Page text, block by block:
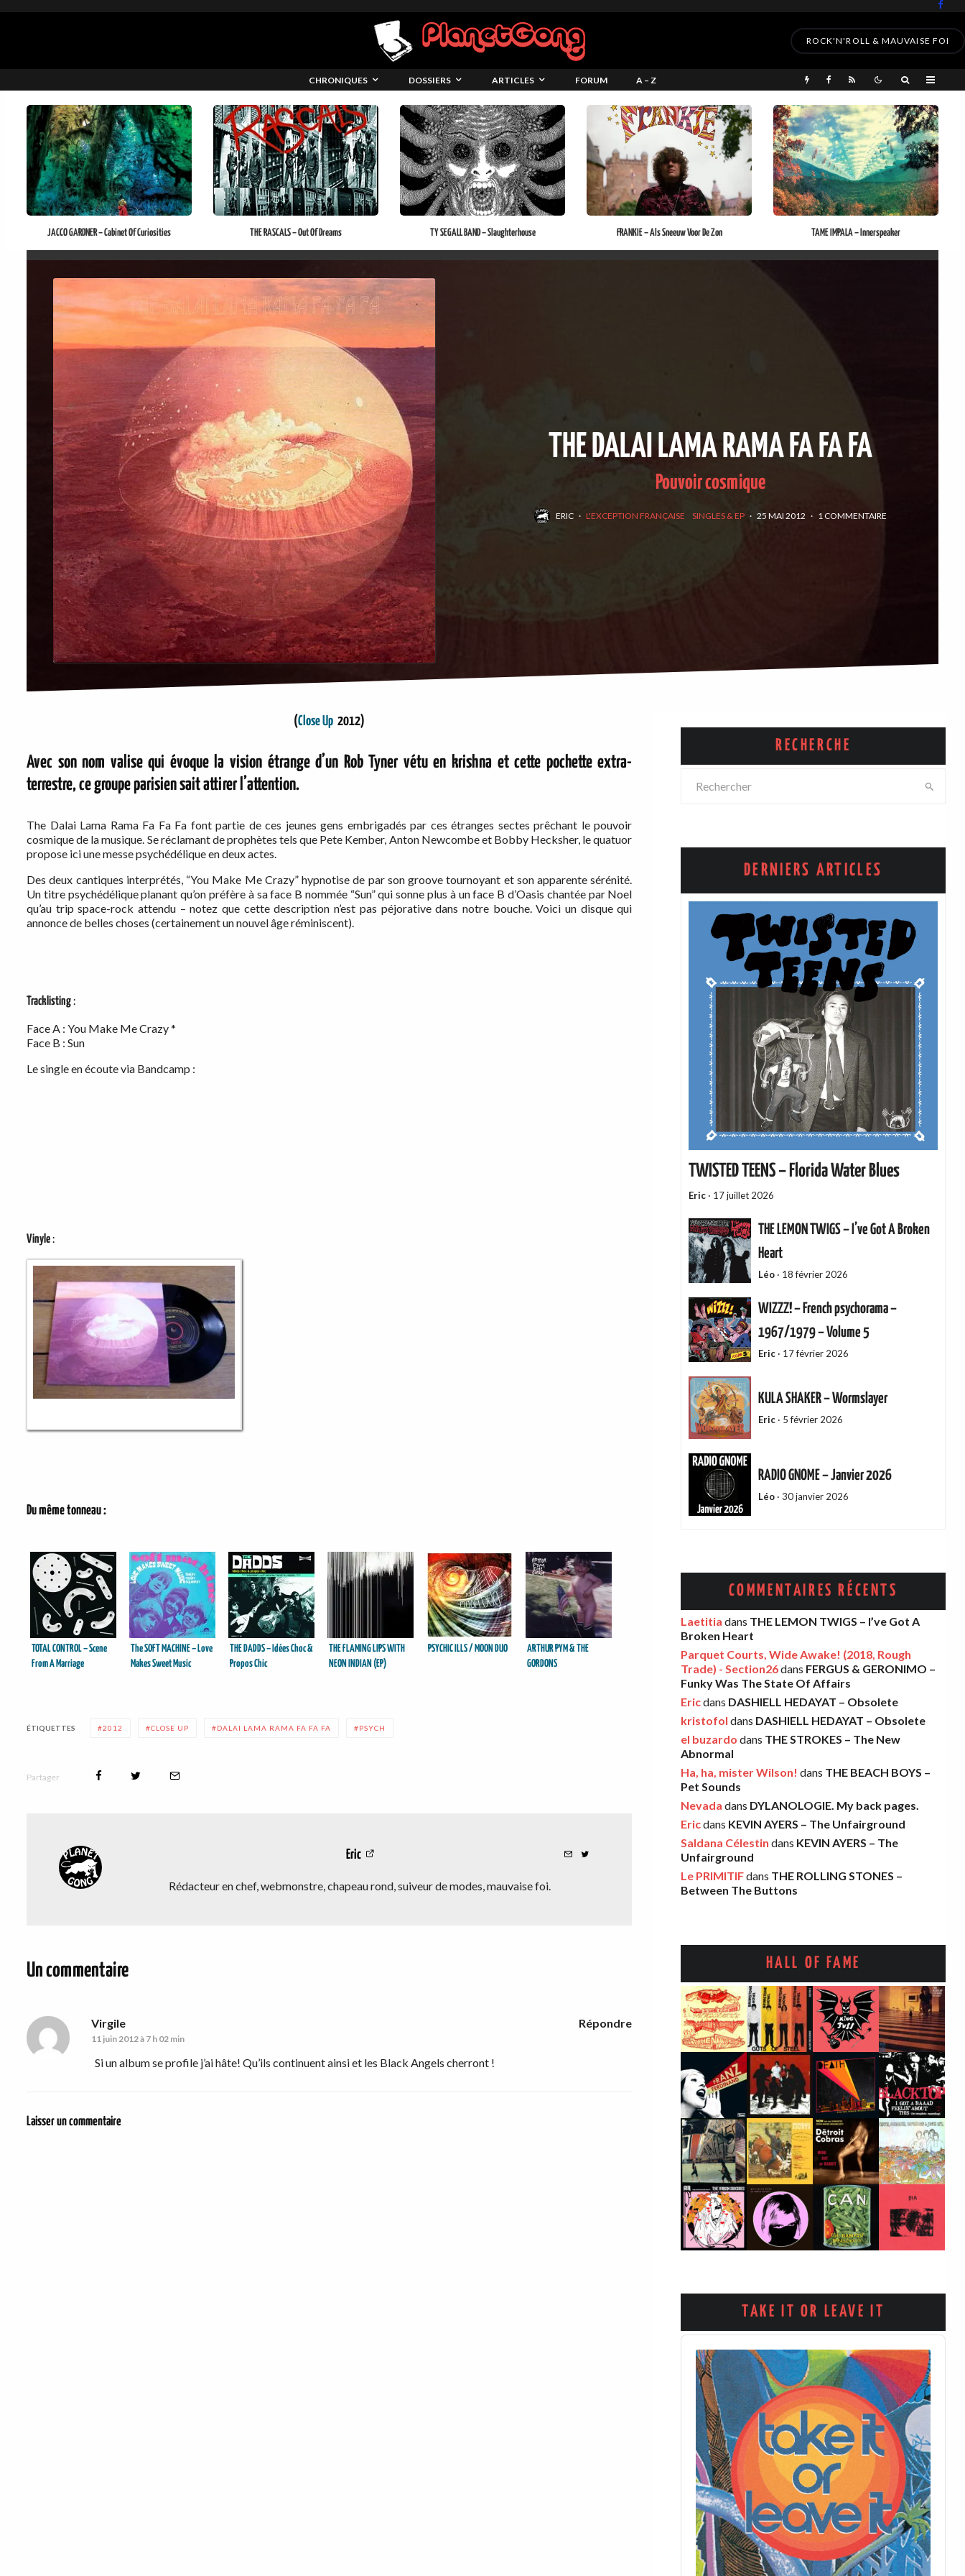
ROCK'N'ROLL & MAUVAISE FOI
CHRONIQUES DOSSIERS ARTICLES FORUM A – Z
JACCO GARDNER – Cabinet Of Curiosities THE RASCALS – Out Of Dreams TY SEGALL BAND – Slaughterhouse FRANKIE – Als Sneeuw Voor De Zon TAME IMPALA – Innerspeaker
THE DALAI LAMA RAMA FA FA FA
Pouvoir cosmique
ERIC · L'EXCEPTION FRANÇAISE SINGLES & EP · 25 MAI 2012 · 1 COMMENTAIRE
(Close Up 2012)
Avec son nom valise qui évoque la vision étrange d’un Rob Tyner vétu en krishna et cette pochette extra-
terrestre, ce groupe parisien sait attirer l’attention.
The Dalai Lama Rama Fa Fa Fa font partie de ces jeunes gens embrigadés par ces étranges sectes prêchant le pouvoir
cosmique de la musique. Se réclamant de prophètes tels que Pete Kember, Anton Newcombe et Bobby Hecksher, le quatuor
propose ici une messe psychédélique en deux actes.
Des deux cantiques interprétés, “You Make Me Crazy” hypnotise de par son groove tournoyant et son apparente sérénité.
Un titre psychédélique planant qu’on préfère à sa face B nommée “Sun” qui sonne plus à un face B d’Oasis chantée par Noel
qu’au trip space-rock attendu – notez que cette description n’est pas péjorative dans notre bouche. Voici un disque qui
annonce de belles choses (certainement un nouvel âge réminiscent).
Tracklisting:
Face A : You Make Me Crazy *
Face B : Sun
Le single en écoute via Bandcamp :
Vinyle:
Du même tonneau :
TOTAL CONTROL – Scene
From A Marriage
The SOFT MACHINE – Love
Makes Sweet Music
THE DADDS – Idées Choc &
Propos Chic
THE FLAMING LIPS WITH
NEON INDIAN (EP)
PSYCHIC ILLS / MOON DUO
ARTHUR PYM & THE
GORDONS
ÉTIQUETTES 2012 CLOSE UP DALAI LAMA RAMA FA FA FA PSYCH
Partager
Eric
Rédacteur en chef, webmonstre, chapeau rond, suiveur de modes, mauvaise foi.
Un commentaire
Virgile
11 juin 2012 à 7 h 02 min
Si un album se profile j’ai hâte! Qu’ils continuent ainsi et les Black Angels cherront !
Répondre
Laisser un commentaire
RECHERCHE
DERNIERS ARTICLES
TWISTED TEENS – Florida Water Blues
Eric · 17 juillet 2026
THE LEMON TWIGS – I’ve Got A Broken
Heart
Léo· 18 février 2026
WIZZZ! – French psychorama –
1967/1979 – Volume 5
Eric· 17 février 2026
KULA SHAKER – Wormslayer
Eric· 5 février 2026
RADIO GNOME – Janvier 2026
Léo· 30 janvier 2026
Eric·13 décembre 2025
AMELIA COBURN – Between The Moon
Léo· 9 décembre 2025
THE LEMON TWIGS – Go To School
Léo· 5 novembre 2025
Eric·2 novembre 2025
Léo · 29 octobre 2025
COMMENTAIRES RÉCENTS
Laetitia dans THE LEMON TWIGS – I’ve Got A
Broken Heart
Parquet Courts, Wide Awake! (2018, Rough
Trade) - Section26dans FERGUS & GERONIMO –
Funky Was The State Of Affairs
Ericdans DASHIELL HEDAYAT – Obsolete
kristofol dans DASHIELL HEDAYAT – Obsolete
el buzardo dans THE STROKES – The New
Abnormal
Ha, ha, mister Wilson! dans THE BEACH BOYS –
Pet Sounds
Nevada dans DYLANOLOGIE. My back pages.
Ericdans KEVIN AYERS – The Unfairground
Saldana Célestin dans KEVIN AYERS – The
Unfairground
Le PRIMITIFdans THE ROLLING STONES –
Between The Buttons
HALL OF FAME
TAKE IT OR LEAVE IT
Audio
Player